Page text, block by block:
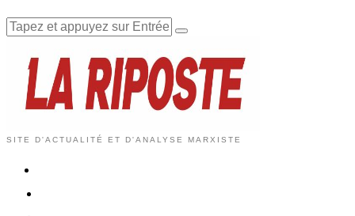
SITE D'ACTUALITÉ ET D'ANALYSE MARXISTE